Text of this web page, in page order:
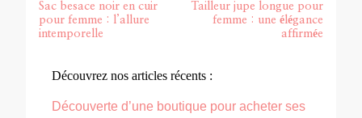
Sac besace noir en cuir
pour femme : l’allure
intemporelle
Tailleur jupe longue pour
femme : une élégance
affirmée
Découvrez nos articles récents :
Découverte d’une boutique pour acheter ses